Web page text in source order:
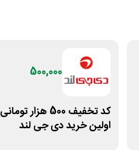
500,000
کد تخفیف 500 هزار تومانی
اولین خرید دی جی لند